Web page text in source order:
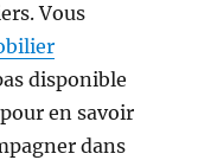
Vous
disponible
en savoir
dans